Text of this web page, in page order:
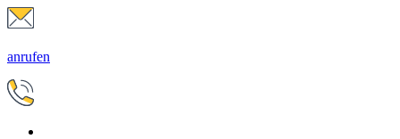
anrufen